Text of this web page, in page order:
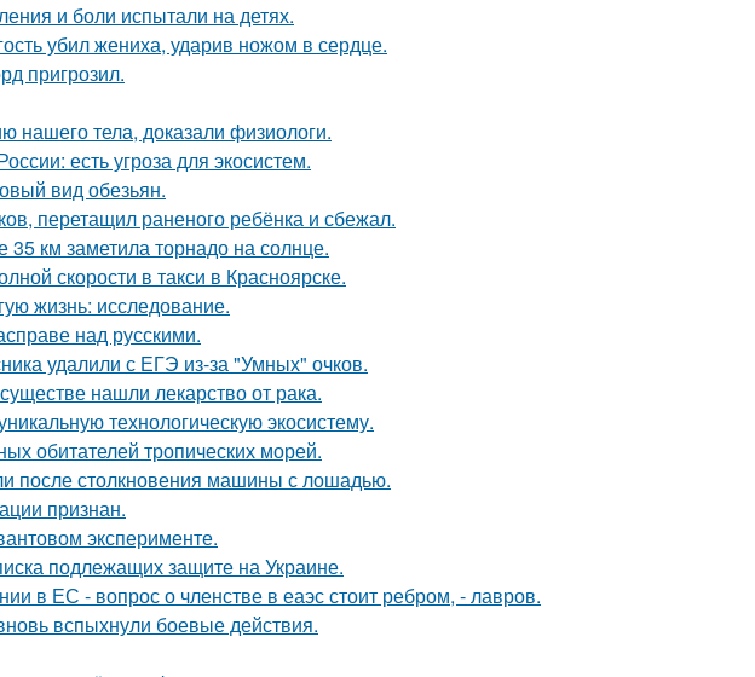
и боли испытали на детях.
убил жениха, ударив ножом в сердце.
пригрозил.
нашего тела, доказали физиологи.
есть угроза для экосистем.
вид обезьян.
перетащил раненого ребёнка и сбежал.
км заметила торнадо на солнце.
скорости в такси в Красноярске.
жизнь: исследование.
над русскими.
удалили с ЕГЭ из-за "Умных" очков.
нашли лекарство от рака.
технологическую экосистему.
обитателей тропических морей.
после столкновения машины с лошадью.
признан.
эксперименте.
подлежащих защите на Украине.
в ЕС - вопрос о членстве в еаэс стоит ребром, - лавров.
вспыхнули боевые действия.